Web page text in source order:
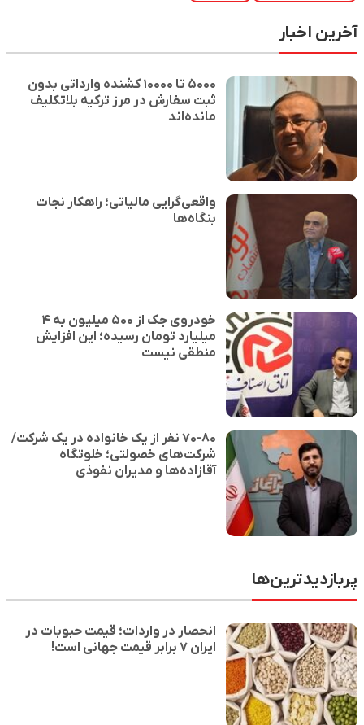
آخرین اخبار
۵۰۰۰ تا ۱۰۰۰۰ کشنده وارداتی بدون
ثبت سفارش در مرز ترکیه بلاتکلیف
مانده‌اند
واقعی‌گرایی مالیاتی؛ راهکار نجات
بنگاه‌ها
خودروی جک از ۵۰۰ میلیون به ۴
میلیارد تومان رسیده؛ این افزایش
منطقی نیست
۷۰-۸۰ نفر از یک خانواده در یک شرکت/
شرکت‌های خصولتی؛ خلوتگاه
آقازاده‌ها و مدیران نفوذی
پربازدیدترین‌ها
انحصار در واردات؛ قیمت حبوبات در
ایران ۷ برابر قیمت جهانی است!